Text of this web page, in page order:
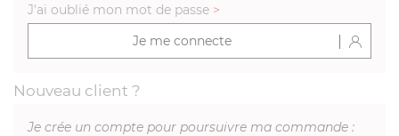
J'ai oublié mon mot de passe >
Je me connecte
Nouveau client ?
Je crée un compte pour poursuivre ma commande :